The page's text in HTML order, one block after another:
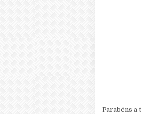
Parabéns a